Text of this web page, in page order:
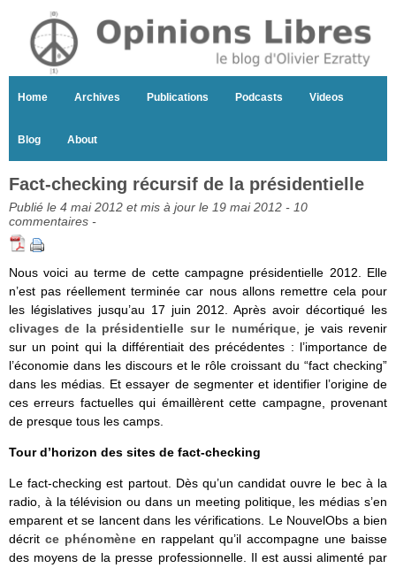
Home Archives Publications Podcasts Videos
Blog About
Fact-checking récursif de la présidentielle
Publié le 4 mai 2012 et mis à jour le 19 mai 2012 - 10
commentaires -
Nous voici au terme de cette campagne présidentielle 2012. Elle
n’est pas réellement terminée car nous allons remettre cela pour
les législatives jusqu’au 17 juin 2012. Après avoir décortiqué les
clivages de la présidentielle sur le numérique, je vais revenir
sur un point qui la différentiait des précédentes : l’importance de
l’économie dans les discours et le rôle croissant du “fact checking”
dans les médias. Et essayer de segmenter et identifier l’origine de
ces erreurs factuelles qui émaillèrent cette campagne, provenant
de presque tous les camps.
Tour d’horizon des sites de fact-checking
Le fact-checking est partout. Dès qu’un candidat ouvre le bec à la
radio, à la télévision ou dans un meeting politique, les médias s’en
emparent et se lancent dans les vérifications. Le NouvelObs a bien
décrit ce phénomène en rappelant qu’il accompagne une baisse
des moyens de la presse professionnelle. Il est aussi alimenté par